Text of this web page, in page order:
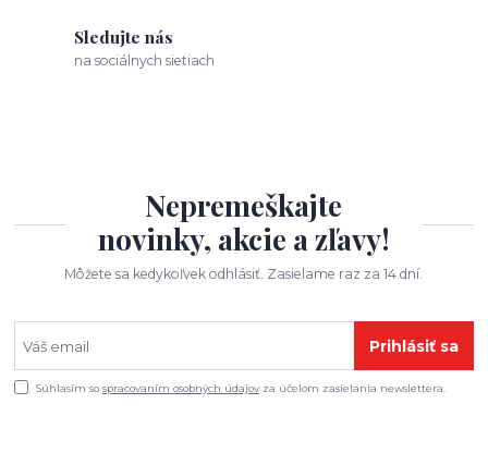
Sledujte nás
na sociálnych sietiach
Nepremeškajte
novinky, akcie a zľavy!
Môžete sa kedykoľvek odhlásiť. Zasielame raz za 14 dní.
Prihlásiť sa
Súhlasím sospracovaním osobných údajov za účelom zasielania newslettera.